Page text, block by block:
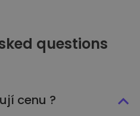
questions
cenu ?